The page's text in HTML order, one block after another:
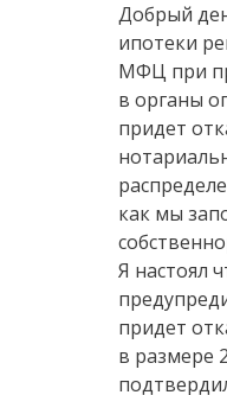
Добрый
ипотеки
МФЦ при
в органы
придет
как мы
Я настоял
придет
в размере